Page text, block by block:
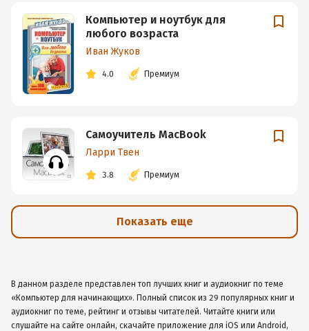
Компьютер и ноутбук для
любого возраста
Иван Жуков
4.0 Премиум
Самоучитель MacBook
Ларри Твен
3.8 Премиум
Показать еще
В данном разделе представлен топ лучших книг и аудиокниг по теме
«Компьютер для начинающих». Полный список из 29 популярных книг и
аудиокниг по теме, рейтинг и отзывы читателей. Читайте книги или
слушайте на сайте онлайн, скачайте приложение для iOS или Android,